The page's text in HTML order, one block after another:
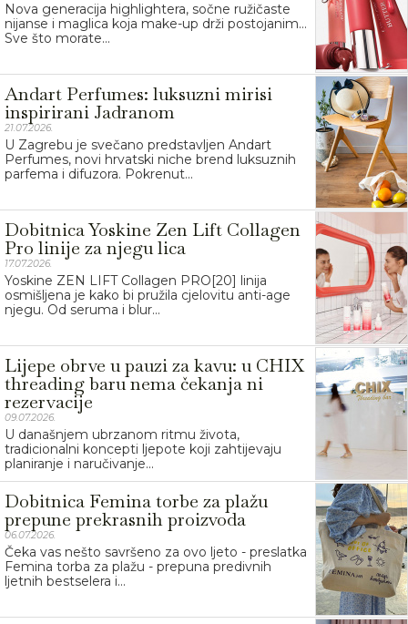
Nova generacija highlightera, sočne ružičaste
nijanse i maglica koja make-up drži postojanim…
Sve što morate...
Andart Perfumes: luksuzni mirisi
inspirirani Jadranom
21.07.2026.
U Zagrebu je svečano predstavljen Andart
Perfumes, novi hrvatski niche brend luksuznih
parfema i difuzora. Pokrenut...
Dobitnica Yoskine Zen Lift Collagen
Pro linije za njegu lica
17.07.2026.
Yoskine ZEN LIFT Collagen PRO[20] linija
osmišljena je kako bi pružila cjelovitu anti-age
njegu. Od seruma i blur...
Lijepe obrve u pauzi za kavu: u CHIX
threading baru nema čekanja ni
rezervacije
09.07.2026.
U današnjem ubrzanom ritmu života,
tradicionalni koncepti ljepote koji zahtijevaju
planiranje i naručivanje...
Dobitnica Femina torbe za plažu
prepune prekrasnih proizvoda
06.07.2026.
Čeka vas nešto savršeno za ovo ljeto - preslatka
Femina torba za plažu - prepuna predivnih
ljetnih bestselera i...